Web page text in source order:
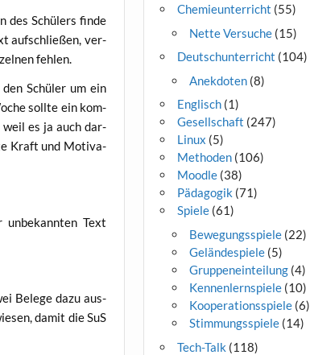
des Schü­lers fin­de
auf­schlie­ßen, ver­
fehlen.
Schü­ler um ein
soll­te ein kom­
es ja auch dar­
Kraft und Moti­va­
Text
Bele­ge dazu aus­
damit die SuS
Chemieunterricht (55)
Nette Versuche (15)
Deutschunterricht (104)
Anekdoten (8)
Englisch (1)
Gesellschaft (247)
Linux (5)
Methoden (106)
Moodle (38)
Pädagogik (71)
Spiele (61)
Bewegungsspiele (22)
Geländespiele (5)
Gruppeneinteilung (4)
Kennenlernspiele (10)
Kooperationsspiele (6)
Stimmungsspiele (14)
Tech-Talk (118)